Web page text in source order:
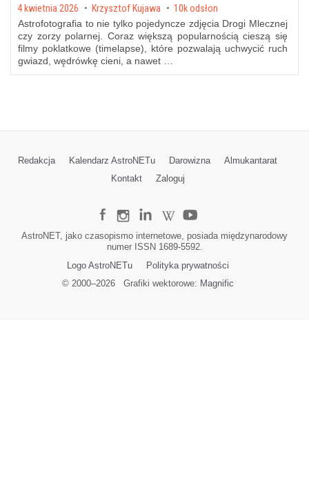
Posted on
4 kwietnia 2026 by Krzysztof Kujawa 10k odsłon
Astrofotografia to nie tylko pojedyncze zdjęcia Drogi Mlecznej
czy zorzy polarnej. Coraz większą popularnością cieszą się
filmy poklatkowe (timelapse), które pozwalają uchwycić ruch
gwiazd, wędrówkę cieni, a nawet …
Redakcja Kalendarz AstroNETu Darowizna
Almukantarat
Kontakt
Zaloguj
AstroNET, jako czasopismo internetowe, posiada międzynarodowy
numer ISSN 1689-5592.
Logo AstroNETu
Polityka prywatności
© 2000–2026Grafiki wektorowe: Magnific